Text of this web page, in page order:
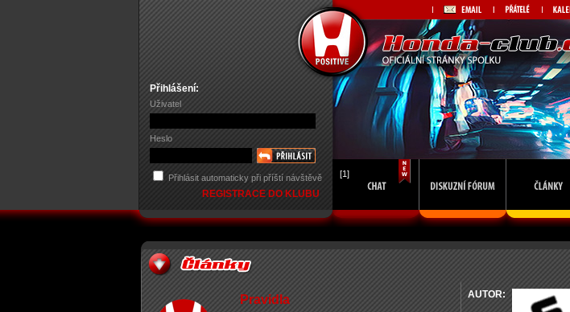
Přihlášení:
Uživatel
Heslo
Přihlásit automaticky při příští návštěvě
REGISTRACE DO KLUBU
[1]
Pravidla
AUTOR: